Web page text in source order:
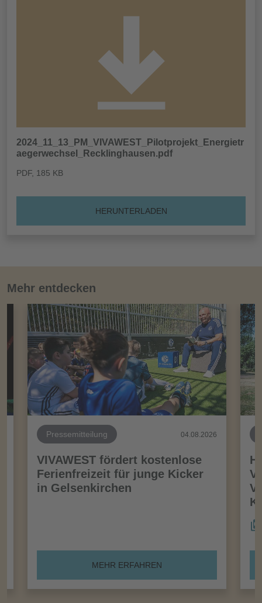
2024_11_13_PM_VIVAWEST_Pilotprojekt_Energietr
aegerwechsel_Recklinghausen.pdf
PDF, 185 KB
HERUNTERLADEN
Mehr entdecken
Pressemitteilung 04.08.2026
VIVAWEST fördert kostenlose
Ferienfreizeit für junge Kicker
in Gelsenkirchen
MEHR ERFAHREN